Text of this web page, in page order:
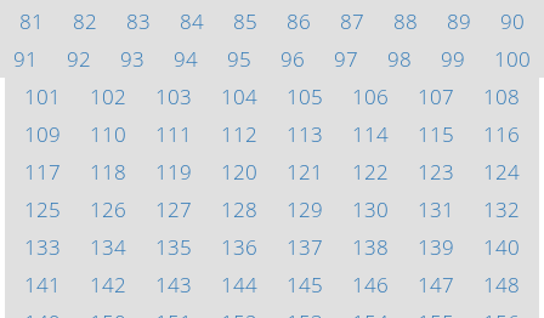
81
82 83 84 85 86 87 88 89
90
91
92 93 94 95 96 97 98 99
100
101
102 103 104 105 106 107
108
109
110 111 112 113 114 115
116
117
118 119 120 121 122 123
124
125
126 127 128 129 130 131
132
133
134 135 136 137 138 139
140
141
142 143 144 145 146 147
148